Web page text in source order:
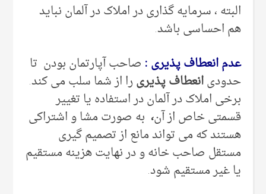
البته ، سرمایه گذاری در املاک در آلمان نباید
هم احساسی باشد.
عدم انعطاف پذیری : صاحب آپارتمان بودن تا
حدودیانعطاف پذیریرا از شما سلب می کند.
برخی املاک در آلمان در استفاده یا تغییر
قسمتی خاص از آن، به صورت مشا و اشتراکی
هستند که می تواند مانع از تصمیم گیری
مستقل صاحب خانه و در نهایت هزینه مستقیم
یا غیر مستقیم شود.